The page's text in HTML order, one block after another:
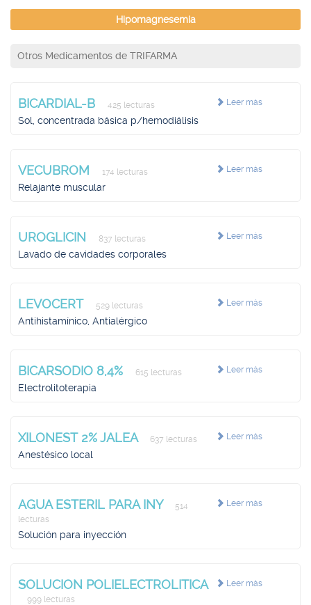
Hipomagnesemia
Otros Medicamentos de TRIFARMA
Leer más
BICARDIAL-B 425 lecturas
Sol, concentrada básica p/hemodiálisis
Leer más
VECUBROM 174 lecturas
Relajante muscular
Leer más
UROGLICIN 837 lecturas
Lavado de cavidades corporales
Leer más
LEVOCERT 529 lecturas
Antihistamínico, Antialérgico
Leer más
BICARSODIO 8,4% 615 lecturas
Electrolitoterapia
Leer más
XILONEST 2% JALEA 637 lecturas
Anestésico local
Leer más
AGUA ESTERIL PARA INY
514
lecturas
Solución para inyección
Leer más
SOLUCION POLIELECTROLITICA
999 lecturas